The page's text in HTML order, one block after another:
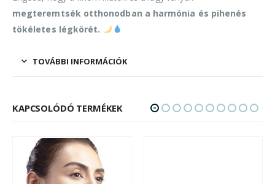
megteremtsék otthonodban a harmónia és pihenés
tökéletes légkörét.
TOVÁBBI INFORMÁCIÓK
KAPCSOLÓDÓ TERMÉKEK